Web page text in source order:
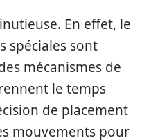
En effet, le
spéciales sont
mécanismes de
le temps
de placement
mouvements pour